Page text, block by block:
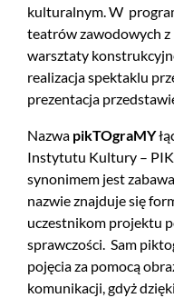
kulturalnym. W
teatrów zawodowych
warsztaty
realizacja spektaklu
prezentacja
Nazwa pikTOgraMY
Instytutu Kultury – PIK
synonimem jest
nazwie znajduje się
uczestnikom projektu
sprawczości. Sam
pojęcia za pomocą
komunikacji, gdyż